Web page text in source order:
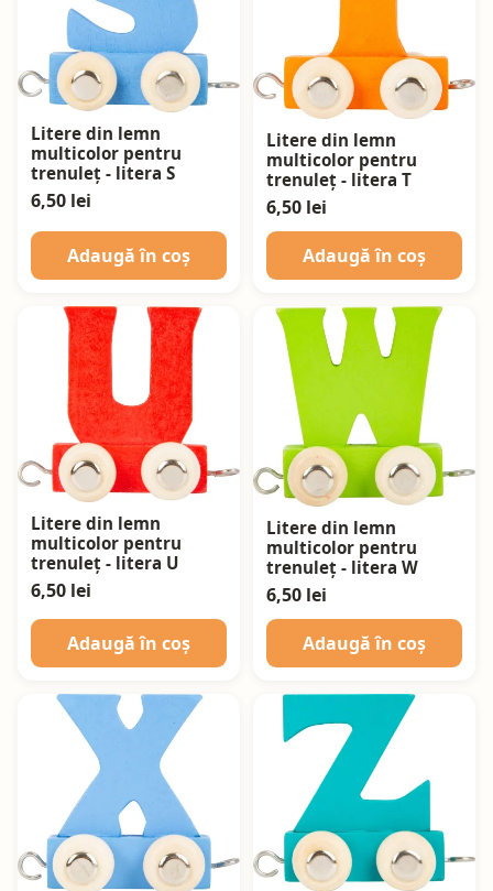
Litere din lemn
multicolor pentru
trenuleț - litera S
6,50 lei
Adaugă în coș
Litere din lemn
multicolor pentru
trenuleț - litera T
6,50 lei
Adaugă în coș
Litere din lemn
multicolor pentru
trenuleț - litera U
6,50 lei
Adaugă în coș
Litere din lemn
multicolor pentru
trenuleț - litera W
6,50 lei
Adaugă în coș